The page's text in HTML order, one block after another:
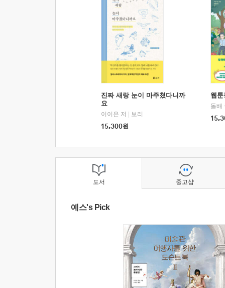
진짜 새랑 눈이 마주쳤다니까
요
이이은 저
보리
15,300원
웹
돌배
도서
예스's Pick
중고샵